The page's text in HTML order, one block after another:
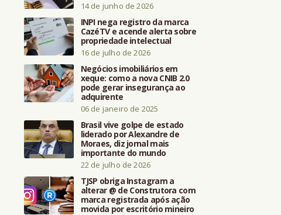
14 de junho de 2026
INPI nega registro da marca
CazéTV e acende alerta sobre
propriedade intelectual
16 de julho de 2026
Negócios imobiliários em
xeque: como a nova CNIB 2.0
pode gerar insegurança ao
adquirente
06 de janeiro de 2025
Brasil vive golpe de estado
liderado por Alexandre de
Moraes, diz jornal mais
importante do mundo
22 de julho de 2026
TJSP obriga Instagram a
alterar @ de Construtora com
marca registrada após ação
movida por escritório mineiro